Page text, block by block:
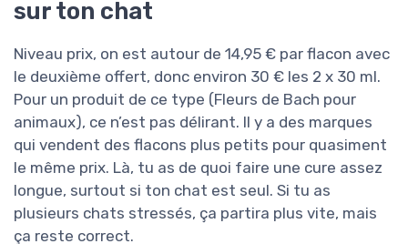
sur ton chat
Niveau prix, on est autour de 14,95 € par flacon avec
le deuxième offert, donc environ 30 € les 2 x 30 ml.
Pour un produit de ce type (Fleurs de Bach pour
animaux), ce n’est pas délirant. Il y a des marques
qui vendent des flacons plus petits pour quasiment
le même prix. Là, tu as de quoi faire une cure assez
longue, surtout si ton chat est seul. Si tu as
plusieurs chats stressés, ça partira plus vite, mais
ça reste correct.